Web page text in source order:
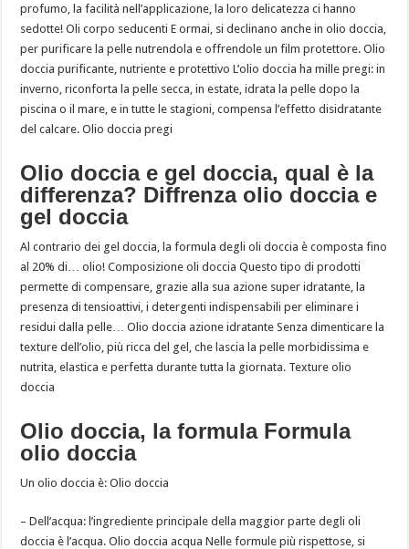
profumo, la facilità nell’applicazione, la loro delicatezza ci hanno
sedotte! Oli corpo seducenti E ormai, si declinano anche in olio doccia,
per purificare la pelle nutrendola e offrendole un film protettore. Olio
doccia purificante, nutriente e protettivo L’olio doccia ha mille pregi: in
inverno, riconforta la pelle secca, in estate, idrata la pelle dopo la
piscina o il mare, e in tutte le stagioni, compensa l’effetto disidratante
del calcare. Olio doccia pregi
Olio doccia e gel doccia, qual è la
differenza? Diffrenza olio doccia e
gel doccia
Al contrario dei gel doccia, la formula degli oli doccia è composta fino
al 20% di… olio! Composizione oli doccia Questo tipo di prodotti
permette di compensare, grazie alla sua azione super idratante, la
presenza di tensioattivi, i detergenti indispensabili per eliminare i
residui dalla pelle… Olio doccia azione idratante Senza dimenticare la
texture dell’olio, più ricca del gel, che lascia la pelle morbidissima e
nutrita, elastica e perfetta durante tutta la giornata. Texture olio
doccia
Olio doccia, la formula Formula
olio doccia
Un olio doccia è: Olio doccia
– Dell’acqua: l’ingrediente principale della maggior parte degli oli
doccia è l’acqua. Olio doccia acqua Nelle formule più rispettose, si